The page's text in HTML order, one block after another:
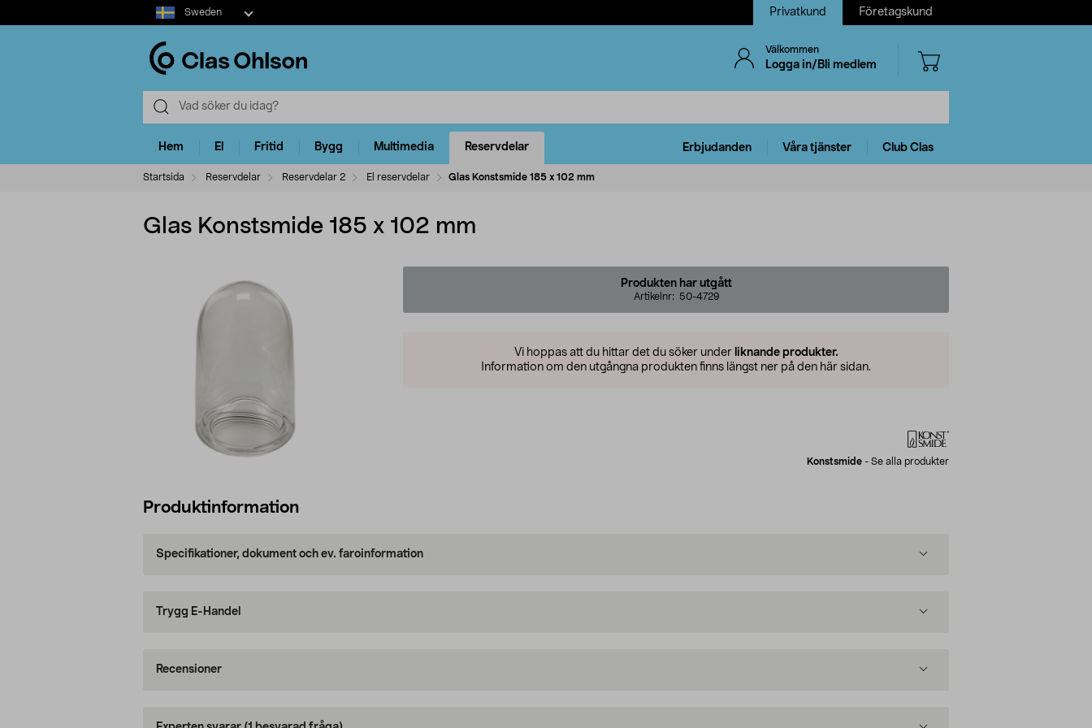
Select
market
Sweden Privatkund Företagskund
Välkommen
Logga in/Bli medlem
Hem El Fritid Bygg Multimedia Reservdelar Erbjudanden Våra tjänster Club Clas
Startsida Reservdelar Reservdelar 2 El reservdelar Glas Konstsmide 185 x 102 mm
Glas Konstsmide 185 x 102 mm
Produkten har utgått
Artikelnr: 50-4729
Vi hoppas att du hittar det du söker under liknande produkter.
Information om den utgångna produkten finns längst ner på den här sidan.
Konstsmide - Se alla produkter
Produktinformation
Specifikationer, dokument och ev. faroinformation
Trygg E-Handel
Recensioner